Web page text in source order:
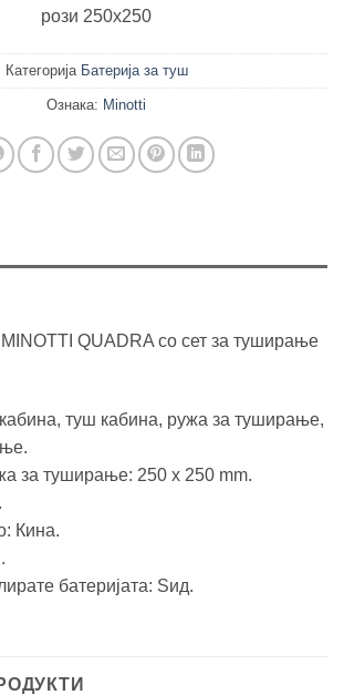
рози 250х250
Категорија Батерија за туш
Ознака: Minotti
MINOTTI QUADRA со сет за туширање
туш кабина, ружа за туширање,
за туширање: 250 x 250 mm.
Кина.
батеријата: Ѕид.